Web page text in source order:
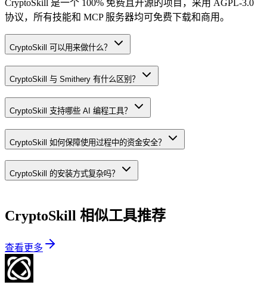
CryptoSkill 是一个 100% 免费且开源的项目，采用 AGPL-3.0
协议，所有技能和 MCP 服务器均可免费下载和商用。
CryptoSkill 可以用来做什么？
CryptoSkill 与 Smithery 有什么区别？
CryptoSkill 支持哪些 AI 编程工具？
CryptoSkill 如何保障使用过程中的资金安全？
CryptoSkill 的安装方式复杂吗？
CryptoSkill 相似工具推荐
查看更多